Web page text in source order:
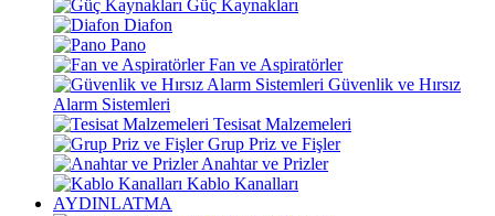
Güç Kaynakları
Diafon
Pano
Fan ve Aspiratörler
Güvenlik ve Hırsız
Alarm Sistemleri
Tesisat Malzemeleri
Grup Priz ve Fişler
Anahtar ve Prizler
Kablo Kanalları
AYDINLATMA